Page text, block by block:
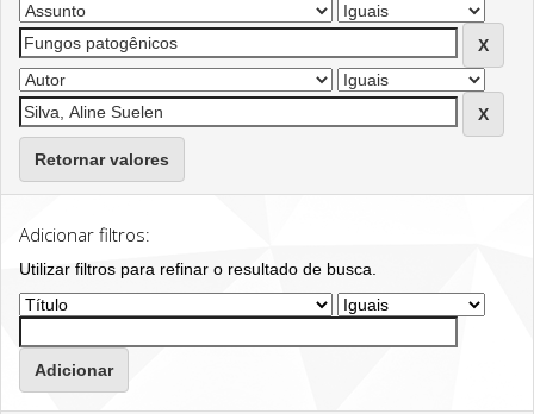
Retornar valores
Adicionar filtros:
Utilizar filtros para refinar o resultado de busca.